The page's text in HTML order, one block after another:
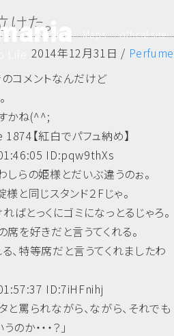
Calender Maps offical site
た。
2014年12月31日 / Perfume
コメントなんだけど
かね(^^;
【紅白でパフュ納め】
ID:pqw9thXs
しらの姫様とだいぶ違うのぉ。
と同じスタンド２Fじゃ。
ばとっくにゴミになっとるじゃろ。
席を好きだと言うてくれる。
、特等席だと言うてくれましたわ
ID:7iHFnihj
と罵られながら、ながら、それでも
か・・・？」